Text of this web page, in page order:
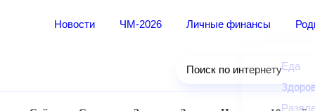
Новости ЧМ-2026 Личные финансы
Еда
Поиск по интернету